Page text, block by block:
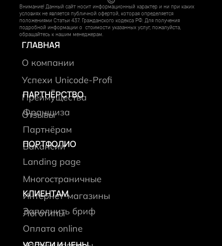
Внимание! Данный сайт носит информационный характер и ни при каких
условиях не является публичной офертой, которая определяется
положениями Статьи 437. Гражданского кодекса РФ. Для получения
подробной информации о стоимости указанных услуг, пожалуйста,
обращайтесь к нашим менеджерам.
ГЛАВНАЯ
О компании
Успехи Unicode-Profi
Преимущества
Отзывы
ПАРТНЁРСТВО
Франшиза
Партнёрам
Вакансии
ПОРТФОЛИО
Landing page
Многостраничные
Интернет-магазины
Логотипы
КЛИЕНТАМ
Заполнить бриф
Оплата online